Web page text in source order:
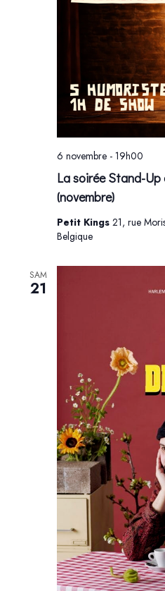
La soirée Stand-
(novembre)
6 novembre - 19h00
Petit Kings 21, rue
Belgique
SAM
21